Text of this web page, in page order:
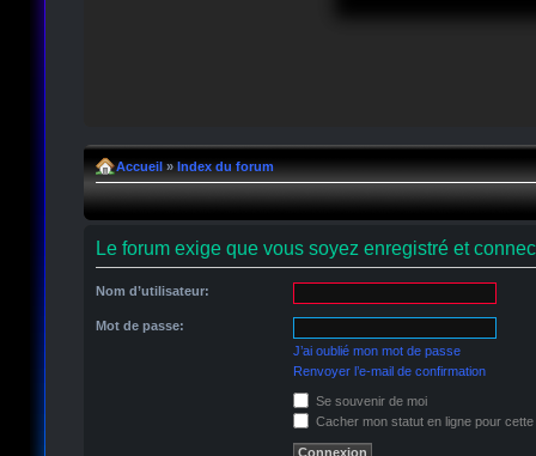
Accueil » Index du forum
Le forum exige que vous soyez enregistré et
Nom d’utilisateur:
Mot de passe:
J’ai oublié mon mot de passe
Renvoyer l’e-mail de confirmation
Se souvenir de moi
Cacher mon statut en ligne pour